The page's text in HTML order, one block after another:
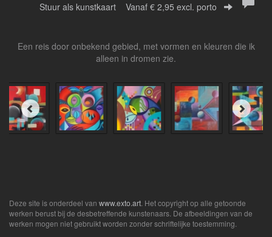
Stuur als kunstkaart Vanaf € 2,95 excl. porto
Een reis door onbekend gebied, met vormen en kleuren die ik
alleen in dromen zie.
Deze site is onderdeel van www.exto.art . Het copyright op alle getoonde
werken berust bij de desbetreffende kunstenaars. De afbeeldingen van de
werken mogen niet gebruikt worden zonder schriftelijke toestemming.